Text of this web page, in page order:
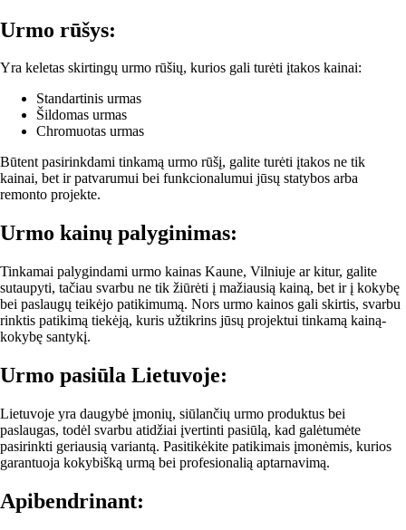
Urmo rūšys:
Yra keletas skirtingų urmo rūšių, kurios gali turėti įtakos kainai:
Standartinis urmas
Šildomas urmas
Chromuotas urmas
Būtent pasirinkdami tinkamą urmo rūšį, galite turėti įtakos ne tik
kainai, bet ir patvarumui bei funkcionalumui jūsų statybos arba
remonto projekte.
Urmo kainų palyginimas:
Tinkamai palygindami urmo kainas Kaune, Vilniuje ar kitur, galite
sutaupyti, tačiau svarbu ne tik žiūrėti į mažiausią kainą, bet ir į kokybę
bei paslaugų teikėjo patikimumą. Nors urmo kainos gali skirtis, svarbu
rinktis patikimą tiekėją, kuris užtikrins jūsų projektui tinkamą kainą-
kokybę santykį.
Urmo pasiūla Lietuvoje:
Lietuvoje yra daugybė įmonių, siūlančių urmo produktus bei
paslaugas, todėl svarbu atidžiai įvertinti pasiūlą, kad galėtumėte
pasirinkti geriausią variantą. Pasitikėkite patikimais įmonėmis, kurios
garantuoja kokybišką urmą bei profesionalią aptarnavimą.
Apibendrinant: